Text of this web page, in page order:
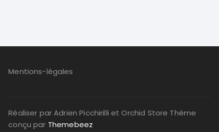
Mentions-légales
Réaliser par Adrien Picchirilli et Orchid Store Thème
conçu par Themebeez